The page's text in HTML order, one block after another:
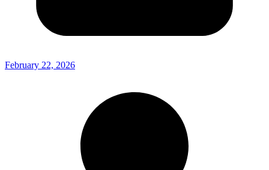
February 22, 2026